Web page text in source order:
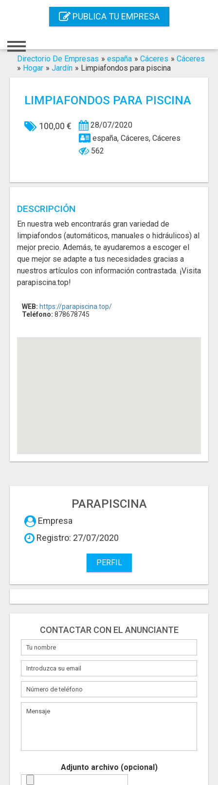
PUBLICA TU EMPRESA
Registro
Contacto
Servicios Online
Servicios SEO
Publica Tu Empresa
Directorio De Empresas » españa » Cáceres » Cáceres
» Hogar » Jardín » Limpiafondos para piscina
LIMPIAFONDOS PARA PISCINA
100,00 €
28/07/2020
españa, Cáceres, Cáceres
562
DESCRIPCIÓN
En nuestra web encontrarás gran variedad de
limpiafondos (automáticos, manuales o hidráulicos) al
mejor precio. Además, te ayudaremos a escoger el
que mejor se adapte a tus necesidades gracias a
nuestros artículos con información contrastada. ¡Visita
parapiscina.top!
WEB: https://parapiscina.top/
Teléfono: 878678745
PARAPISCINA
Empresa
Registro: 27/07/2020
PERFIL
CONTACTAR CON EL ANUNCIANTE
Adjunto archivo (opcional)